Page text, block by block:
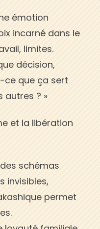
émotion
incarné dans le
limites.
décision,
ce que ça sert
autres ? »
et la libération
schémas
invisibles,
permet